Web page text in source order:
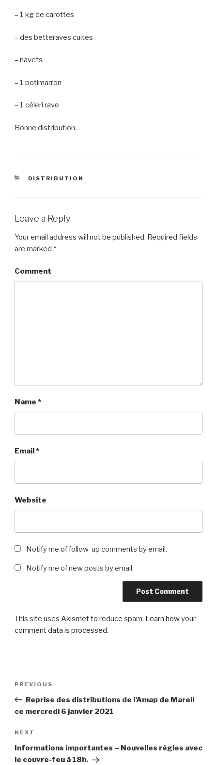
– 1 kg de carottes
– des betteraves cuites
– navets
– 1 potimarron
– 1 céleri rave
Bonne distribution.
CATEGORIES
DISTRIBUTION
Leave a Reply
Your email address will not be published. Required fields
are marked *
Comment
Name *
Email*
Website
Notify me of follow-up comments by email.
Notify me of new posts by email.
This site uses Akismet to reduce spam. Learn how your
comment data is processed.
Previous
Post
PREVIOUS
Reprise des distributions de l’Amap de Mareil
ce mercredi 6 janvier 2021
Next
Post
NEXT
Informations importantes – Nouvelles règles avec
le couvre-feu à 18h.